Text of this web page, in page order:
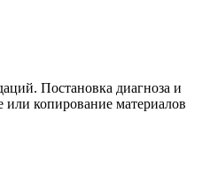
Постановка диагноза и
или копирование материалов